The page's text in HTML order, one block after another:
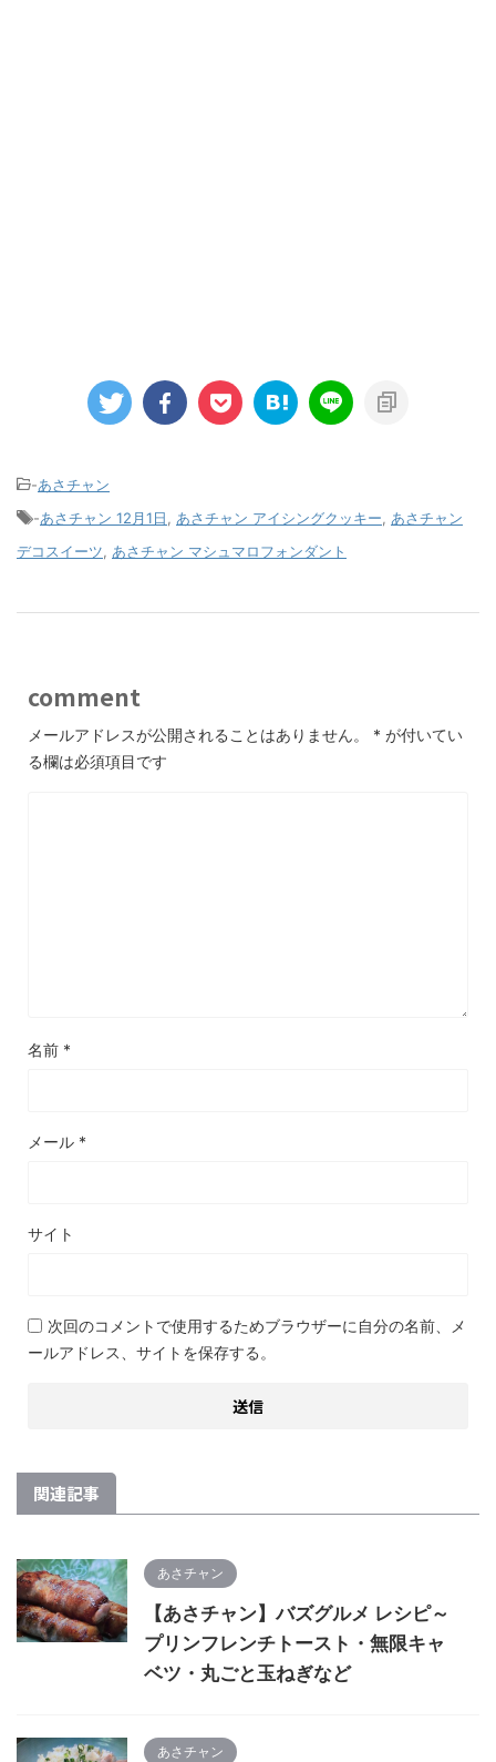
-あさチャン
-あさチャン 12月1日 あさチャン アイシングクッキー
あさチャン
デコスイーツ
あさチャン マシュマロフォンダント
comment
メールアドレスが公開されることはありません。 * が付いてい
る欄は必須項目です
名前 *
メール *
サイト
次回のコメントで使用するためブラウザーに自分の名前、メ
ールアドレス、サイトを保存する。
関連記事
あさチャン
【あさチャン】バズグルメ レシピ～
プリンフレンチトースト・無限キャ
ベツ・丸ごと玉ねぎなど
あさチャン